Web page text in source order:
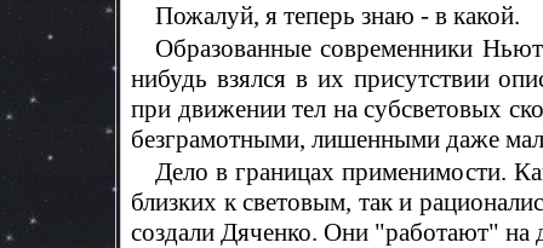
Пожалуй, я теперь знаю - в какой.
Образованные современники
нибудь взялся в их присутствии
при движении тел на субсветовых
безграмотными, лишенными даже
Дело в границах применимости.
близких к световым, так и
создали Дяченко. Они "работают" на